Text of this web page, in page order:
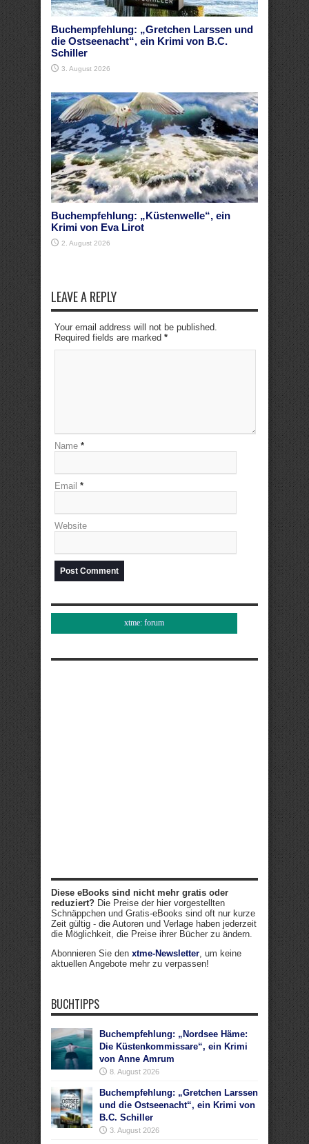
Buchempfehlung: „Gretchen Larssen und
die Ostseenacht“, ein Krimi von B.C.
Schiller
3. August 2026
Buchempfehlung: „Küstenwelle“, ein
Krimi von Eva Lirot
2. August 2026
LEAVE A REPLY
Your email address will not be published.
Required fields are marked *
Name *
Email *
Website
xtme: forum
Diese eBooks sind nicht mehr gratis oder
reduziert? Die Preise der hier vorgestellten
Schnäppchen und Gratis-eBooks sind oft nur kurze
Zeit gültig - die Autoren und Verlage haben jederzeit
die Möglichkeit, die Preise ihrer Bücher zu ändern.
Abonnieren Sie den xtme-Newsletter, um keine
aktuellen Angebote mehr zu verpassen!
BUCHTIPPS
Buchempfehlung: „Nordsee Häme:
Die Küstenkommissare“, ein Krimi
von Anne Amrum
8. August 2026
Buchempfehlung: „Gretchen Larssen
und die Ostseenacht“, ein Krimi von
B.C. Schiller
3. August 2026